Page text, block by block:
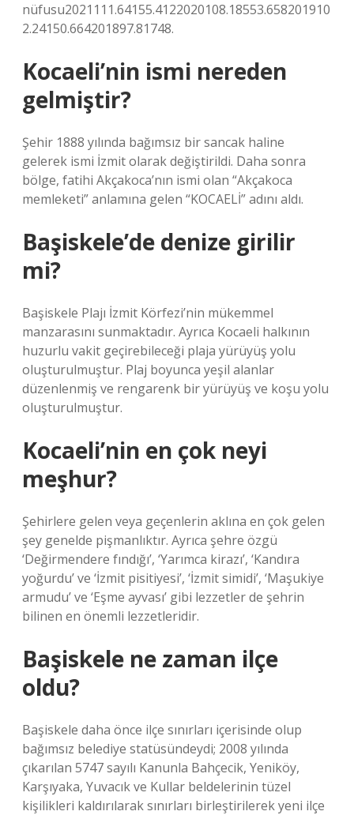
nüfusu2021111.64155.4122020108.18553.658201910
2.24150.664201897.81748.
Kocaeli’nin ismi nereden
gelmiştir?
Şehir 1888 yılında bağımsız bir sancak haline
gelerek ismi İzmit olarak değiştirildi. Daha sonra
bölge, fatihi Akçakoca’nın ismi olan “Akçakoca
memleketi” anlamına gelen “KOCAELİ” adını aldı.
Başiskele’de denize girilir
mi?
Başiskele Plajı İzmit Körfezi’nin mükemmel
manzarasını sunmaktadır. Ayrıca Kocaeli halkının
huzurlu vakit geçirebileceği plaja yürüyüş yolu
oluşturulmuştur. Plaj boyunca yeşil alanlar
düzenlenmiş ve rengarenk bir yürüyüş ve koşu yolu
oluşturulmuştur.
Kocaeli’nin en çok neyi
meşhur?
Şehirlere gelen veya geçenlerin aklına en çok gelen
şey genelde pişmanlıktır. Ayrıca şehre özgü
‘Değirmendere fındığı’, ‘Yarımca kirazı’, ‘Kandıra
yoğurdu’ ve ‘İzmit pisitiyesi’, ‘İzmit simidi’, ‘Maşukiye
armudu’ ve ‘Eşme ayvası’ gibi lezzetler de şehrin
bilinen en önemli lezzetleridir.
Başiskele ne zaman ilçe
oldu?
Başiskele daha önce ilçe sınırları içerisinde olup
bağımsız belediye statüsündeydi; 2008 yılında
çıkarılan 5747 sayılı Kanunla Bahçecik, Yeniköy,
Karşıyaka, Yuvacık ve Kullar beldelerinin tüzel
kişilikleri kaldırılarak sınırları birleştirilerek yeni ilçe